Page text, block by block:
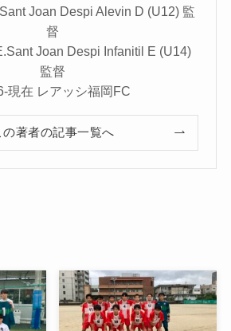
Joan Despi Alevin D (U12) 監
督
Despi Infanitil E (U14)
監督
現在 レアッシ福岡FC
の著者の記事一覧へ